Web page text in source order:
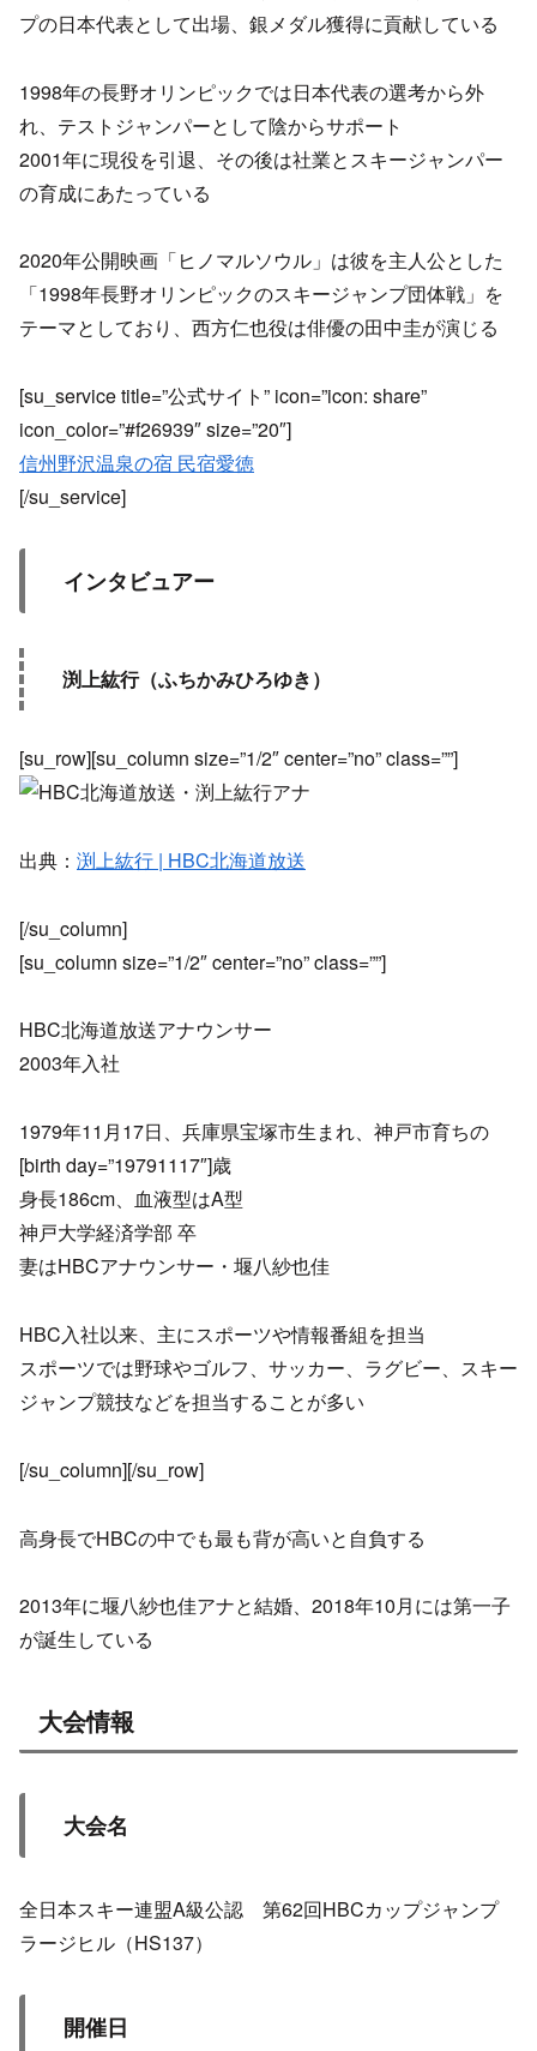
プの日本代表として出場、銀メダル獲得に貢献している
1998年の長野オリンピックでは日本代表の選考から外
れ、テストジャンパーとして陰からサポート
2001年に現役を引退、その後は社業とスキージャンパー
の育成にあたっている
2020年公開映画「ヒノマルソウル」は彼を主人公とした
「1998年長野オリンピックのスキージャンプ団体戦」を
テーマとしており、西方仁也役は俳優の田中圭が演じる
[su_service title=”公式サイト” icon=”icon: share”
icon_color=”#f26939″ size=”20″]
信州野沢温泉の宿 民宿愛徳
[/su_service]
インタビュアー
渕上紘行（ふちかみひろゆき）
[su_row][su_column size=”1/2″ center=”no” class=””]
出典： 渕上紘行 | HBC北海道放送
[/su_column]
[su_column size=”1/2″ center=”no” class=””]
HBC北海道放送アナウンサー
2003年入社
1979年11月17日、兵庫県宝塚市生まれ、神戸市育ちの
[birth day=”19791117″]歳
身長186cm、血液型はA型
神戸大学経済学部 卒
妻はHBCアナウンサー・堰八紗也佳
HBC入社以来、主にスポーツや情報番組を担当
スポーツでは野球やゴルフ、サッカー、ラグビー、スキー
ジャンプ競技などを担当することが多い
[/su_column][/su_row]
高身長でHBCの中でも最も背が高いと自負する
2013年に堰八紗也佳アナと結婚、2018年10月には第一子
が誕生している
大会情報
大会名
全日本スキー連盟A級公認 第62回HBCカップジャンプ
ラージヒル（HS137）
開催日